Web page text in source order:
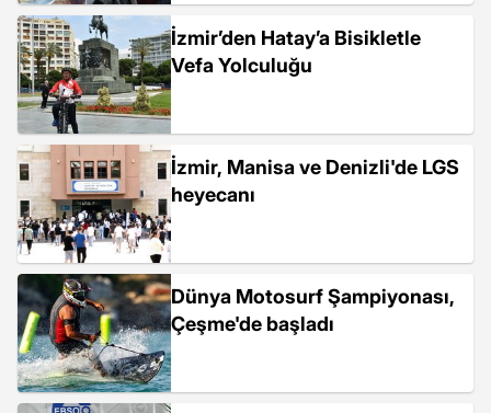
İzmir’den Hatay’a Bisikletle
Vefa Yolculuğu
İzmir, Manisa ve Denizli'de LGS
heyecanı
Dünya Motosurf Şampiyonası,
Çeşme'de başladı